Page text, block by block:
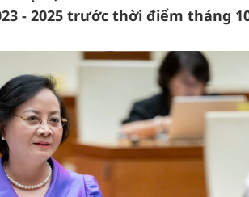
- 2025 trước thời điểm tháng